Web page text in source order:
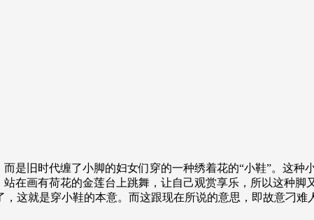
是旧时代缠了小脚的妇女们穿的一种绣着花的“小鞋”。这
在画有荷花的金莲台上跳舞，让自己观赏享乐，所以这种
这就是穿小鞋的本意。而这跟现在所说的意思，即故意刁